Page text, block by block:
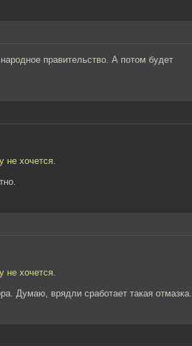
правительство. А потом будет
не хочется.
не хочется.
Думаю, врядли сработает такая отмазка.